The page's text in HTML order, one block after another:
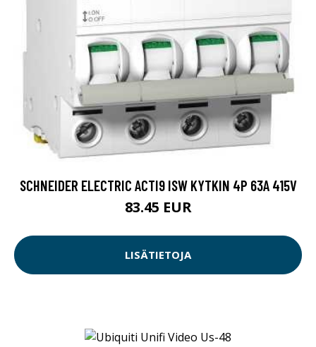
SCHNEIDER ELECTRIC ACTI9 ISW KYTKIN 4P 63A 415V
83.45 EUR
LISÄTIETOJA